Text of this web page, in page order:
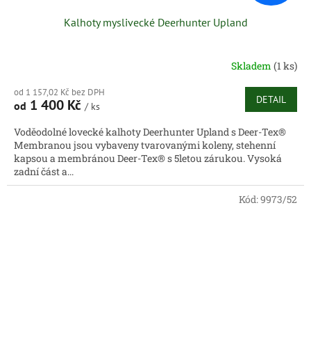
Kalhoty myslivecké Deerhunter Upland
Skladem (1 ks)
od 1 157,02 Kč bez DPH
od 1 400 Kč / ks
DETAIL
Voděodolné lovecké kalhoty Deerhunter Upland s Deer-Tex®
Membranou jsou vybaveny tvarovanými koleny, stehenní
kapsou a membránou Deer-Tex® s 5letou zárukou. Vysoká
zadní část a...
Kód:9973/52